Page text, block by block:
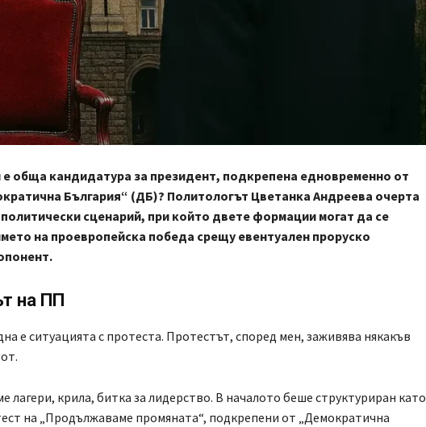
обща кандидатура за президент, подкрепена едновременно от
България“ (ДБ)? Политологът Цветанка Андреева очерта
сценарий, при който двете формации могат да се
на проевропейска победа срещу евентуален проруско
на ПП
е ситуацията с протеста. Протестът, според мен, заживява някакъв
лагери, крила, битка за лидерство. В началото беше структуриран като
на „Продължаваме промяната“, подкрепени от „Демократична